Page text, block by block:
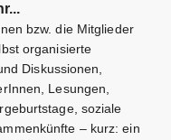
bzw. die Mitglieder
organisierte
Diskussionen,
Lesungen,
soziale
– kurz: ein